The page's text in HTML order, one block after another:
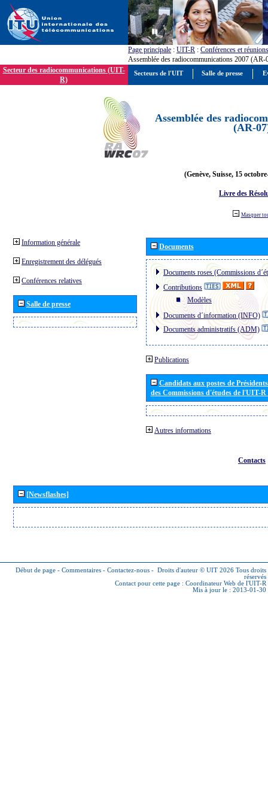
Page principale : UIT-R : Conférences et réunions
Assemblée des radiocommunications 2007 (AR-
Secteur des radiocommunications (UIT-
R)
Assemblée des
(AR-
(Genève, Suisse, 15
Livre des
Masquer
Information générale
Enregistrement des délégués
Conférences relatives
Salle de presse
Documents
Documents roses (Commissions
Contributions
Modèles
Documents d´information (INFO)
Documents administratifs (ADM)
Publications
Candidats aux postes de
des Commissions d'études de l'UIT-
Autres informations
Contacts
[Newsflashes]
Début de page - Commentaires - Contactez-nous - Droits d'auteur © UIT 2026 Tous droits
réservés
Contact pour cette page : Coordinateur Web de l'UIT-R
Mis à jour le : 2013-01-30
Secteurs de l'UIT Salle de presse